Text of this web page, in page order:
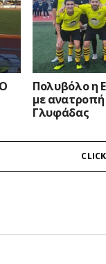
Πολυβόλο η
με
Γλυφάδας